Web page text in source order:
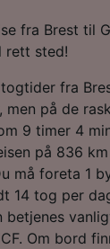
fra Brest til
rett sted!
fra
på de
9 timer 4
på 836
må foreta 1
14 tog per
betjenes
Om bord